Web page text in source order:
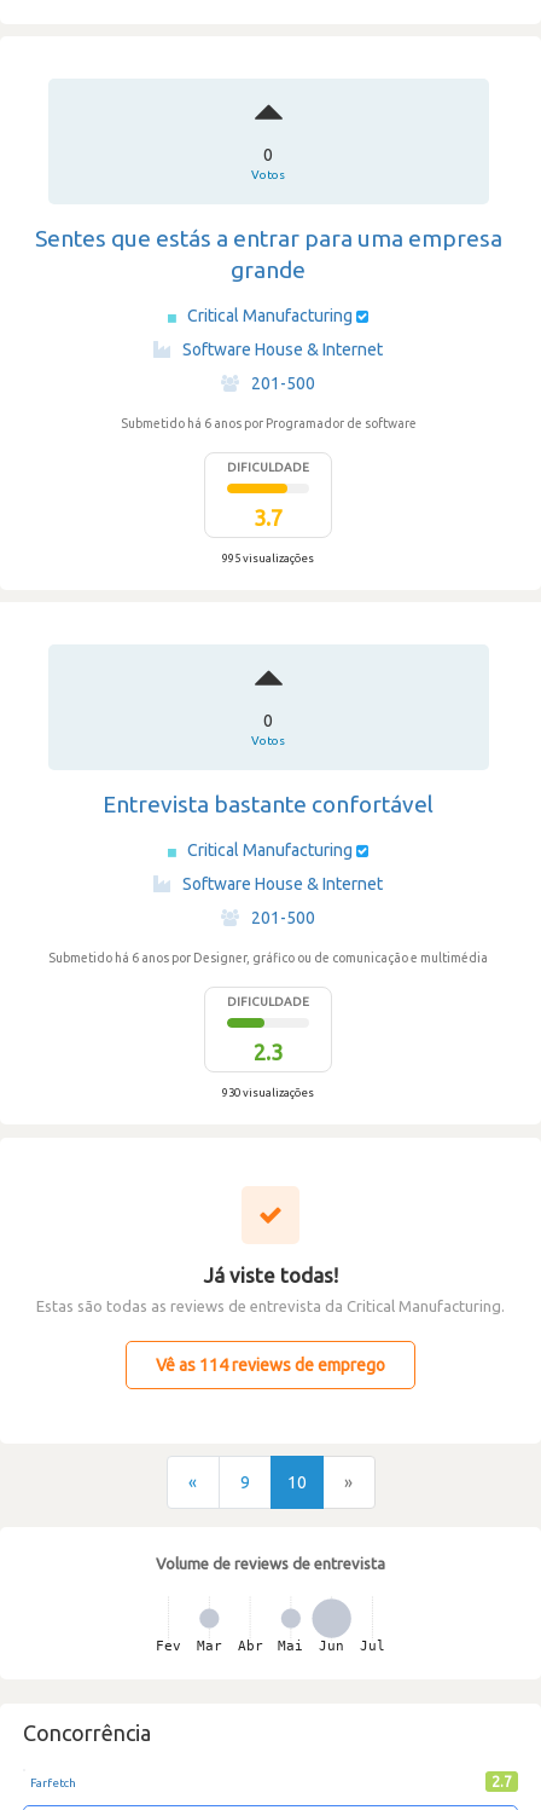
0
Votos
Sentes que estás a entrar para uma empresa
grande
Critical Manufacturing
Software House & Internet
·
201-500
Submetido há 6 anos por Programador de software
DIFICULDADE
3.7
995 visualizações
0
Votos
Entrevista bastante confortável
Critical Manufacturing
Software House & Internet
·
201-500
Submetido há 6 anos por Designer, gráfico ou de comunicação e multimédia
DIFICULDADE
2.3
930 visualizações
Já viste todas!
Estas são todas as reviews de entrevista da Critical Manufacturing.
Vê as 114 reviews de emprego
« 9 10 »
Volume de reviews de entrevista
Concorrência
Farfetch 2.7